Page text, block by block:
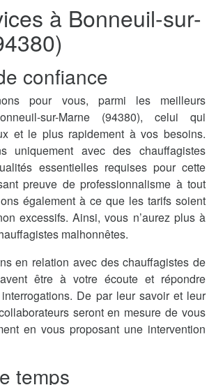
à Bonneuil-sur-
confiance
pour vous, parmi les meilleurs
sur-Marne (94380), celui qui
et le plus rapidement à vos besoins.
uniquement avec des chauffagistes
essentielles requises pour cette
preuve de professionnalisme à tout
également à ce que les tarifs soient
excessifs. Ainsi, vous n’aurez plus à
malhonnêtes.
en relation avec des chauffagistes de
être à votre écoute et répondre
De par leur savoir et leur
seront en mesure de vous
en vous proposant une intervention
temps